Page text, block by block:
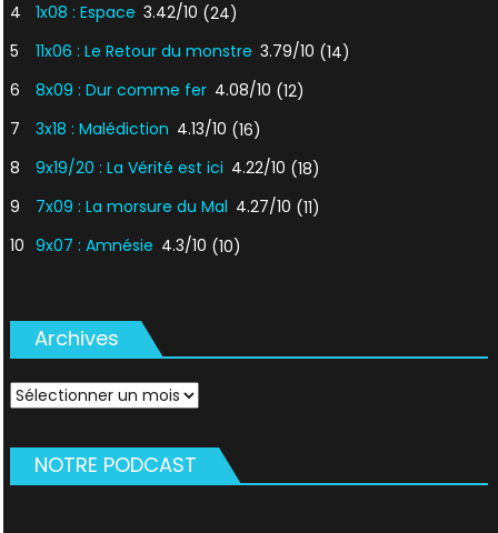
4
1x08 : Espace 3.42/10 (24)
5
11x06 : Le Retour du monstre 3.79/10 (14)
6
8x09 : Dur comme fer 4.08/10 (12)
7
3x18 : Malédiction 4.13/10 (16)
8
9x19/20 : La Vérité est ici 4.22/10 (18)
9
7x09 : La morsure du Mal 4.27/10 (11)
10 9x07 : Amnésie 4.3/10 (10)
Archives
Archives
NOTRE PODCAST